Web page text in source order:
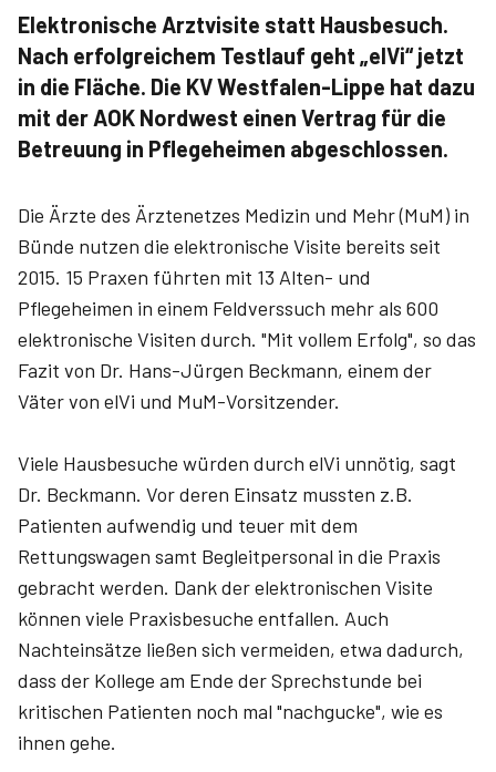
Elektronische Arztvisite statt Hausbesuch.
Nach erfolgreichem Testlauf geht „elVi“ jetzt
in die Fläche. Die KV Westfalen-Lippe hat dazu
mit der AOK Nordwest einen Vertrag für die
Betreuung in Pflegeheimen abgeschlossen.
Die Ärzte des Ärztenetzes Medizin und Mehr (MuM) in
Bünde nutzen die elektronische Visite bereits seit
2015. 15 Praxen führten mit 13 Alten- und
Pflegeheimen in einem Feldverssuch mehr als 600
elektronische Visiten durch. "Mit vollem Erfolg", so das
Fazit von Dr. Hans-Jürgen Beckmann, einem der
Väter von elVi und MuM-Vorsitzender.
Viele Hausbesuche würden durch elVi unnötig, sagt
Dr. Beckmann. Vor deren Einsatz mussten z.B.
Patienten aufwendig und teuer mit dem
Rettungswagen samt Begleitpersonal in die Praxis
gebracht werden. Dank der elektronischen Visite
können viele Praxisbesuche entfallen. Auch
Nachteinsätze ließen sich vermeiden, etwa dadurch,
dass der Kollege am Ende der Sprechstunde bei
kritischen Patienten noch mal "nachgucke", wie es
ihnen gehe.